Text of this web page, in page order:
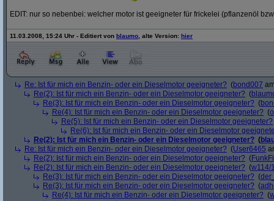
EDIT: nur so nebenbei: welcher motor ist geeigneter für frickelei (pflanzenöl
11.03.2008, 15:24 Uhr - Editiert von blaumo , alte Version: hier
Re: Ist für mich ein Benzin- oder ein Dieselmotor geeigneter? (bond007
Re(2): Ist für mich ein Benzin- oder ein Dieselmotor geeigneter? (
Re(3): Ist für mich ein Benzin- oder ein Dieselmotor geeigneter? (
Re(4): Ist für mich ein Benzin- oder ein Dieselmotor geeigneter? (
Re(5): Ist für mich ein Benzin- oder ein Dieselmotor geeigneter?
Re(6): Ist für mich ein Benzin- oder ein Dieselmotor
Re(2): Ist für mich ein Benzin- oder ein Dieselmotor geeigneter? (
Re: Ist für mich ein Benzin- oder ein Dieselmotor geeigneter? (User6465
Re(2): Ist für mich ein Benzin- oder ein Dieselmotor geeigneter? (
Re(2): Ist für mich ein Benzin- oder ein Dieselmotor geeigneter? (w114/
Re(3): Ist für mich ein Benzin- oder ein Dieselmotor geeigneter? (
Re(3): Ist für mich ein Benzin- oder ein Dieselmotor geeigneter? (
Re(4): Ist für mich ein Benzin- oder ein Dieselmotor geeigneter? (